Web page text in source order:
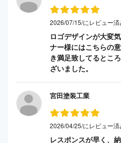
2026/07/15/にレビュー済
ロゴデザインが大変
ナー様にはこちらの
き満足致してるとこ
ざいました。
宮田塗装工業
2026/04/25/にレビュー済
レスポンスが早く、